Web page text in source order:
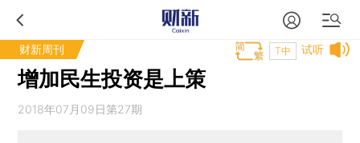
财新周刊 试听
T中
增加民生投资是上策
2018年07月09日第27期